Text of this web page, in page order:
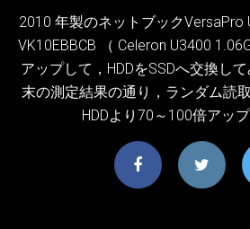
2010 年製のネットブックVersaPro
VK10EBBCB （ Celeron U3400
アップして，HDDをSSDへ交換し
末の測定結果の通り，ランダム読
HDDより70～100倍アップ